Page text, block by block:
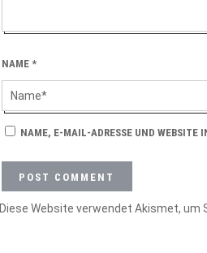
NAME *
NAME, E-MAIL-ADRESSE UND WEBSITE
Diese Website verwendet Akismet, um